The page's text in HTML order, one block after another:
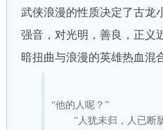
武侠浪漫的性质决定了古龙
强音，对光明，善良，正义
暗扭曲与浪漫的英雄热血
“他的人呢？”
“人犹未归，人已断